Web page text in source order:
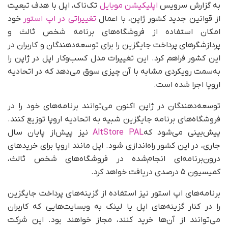
به گزارش سرویس اپلیکیشن موبایل تک‌ناک، اپل با هدف تبعیت
از قوانین جدید کشور ژاپن، با اعمال تغییراتی در اپ استور خود
امکان استفاده از فروشگاه‌های برنامه شخص ثالث و
پردازشگرهای پرداخت جایگزین را برای توسعه‌دهندگان و کاربران در
این کشور فراهم کرد. این تغییرات مدل کسب‌وکار اپل در ژاپن را
به‌سمت رویکردی مشابه با آن چیزی سوق می‌دهد که در اتحادیه
اروپا اجرا شده است.
توسعه‌دهندگان در ژاپن اکنون می‌توانند برنامه‌های خود را در
فروشگاه‌های برنامه جایگزین شبیه به اتحادیه اروپا توزیع کنند.
پیش‌بینی می‌شود کهAltStore PALنیز پیش‌از پایان سال
جاری، در این کشور راه‌اندازی شود. اپل مانند اروپا برای خریدهای
درون‌برنامه‌ای انجام‌شده در فروشگاه‌های شخص ثالث،
کمیسیون ۵ درصدی دریافت خواهد کرد.
برنامه‌های اپ استور نیز استفاده از گزینه‌های پرداخت جایگزین
را در کنار گزینه‌های اپل یا لینک به وبسایت‌هایی که کاربران
می‌توانند از آن‌ها خرید کنند، مجاز خواهند بود. این شرکت